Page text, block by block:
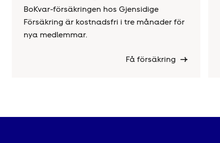
BoKvar-försäkringen hos Gjensidige
Försäkring är kostnadsfri i tre månader för
nya medlemmar.
Få försäkring